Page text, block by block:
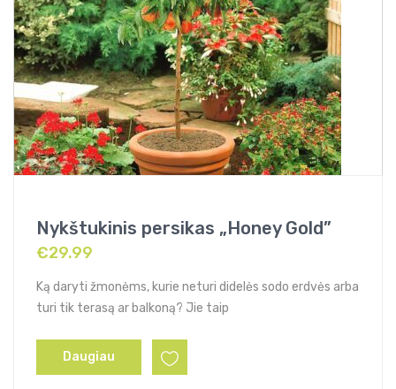
Nykštukinis persikas „Honey Gold”
€29.99
Ką daryti žmonėms, kurie neturi didelės sodo erdvės arba
turi tik terasą ar balkoną? Jie taip
Daugiau